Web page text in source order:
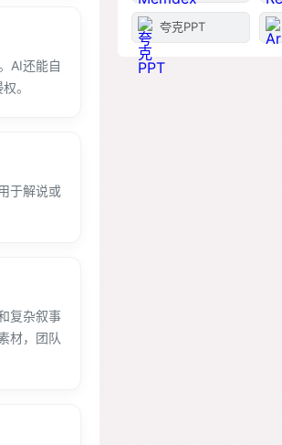
AI还能自
。
于解说或
复杂叙事
材，团队
夸克PPT